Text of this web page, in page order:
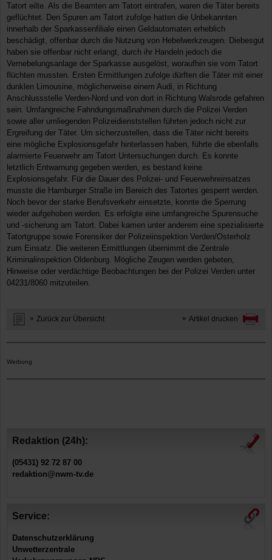
Tatort eilte. Als die Beamten am Tatort eintrafen, waren die Täter bereits
geflüchtet. Den Spuren am Tatort zufolge hatten die Unbekannten
innerhalb der Sparkassenfiliale einen Geldautomaten erheblich
beschädigt, offenbar durch die Nutzung von Hebelwerkzeugen. Diebesgut
haben sie offenbar nicht erlangt, durch ihr Handeln jedoch die
Vernebelungsanlage der Sparkasse ausgelöst, woraufhin sie vom Tatort
flüchten mussten. Ersten Ermittlungen zufolge dürften die Täter mit einer
dunklen Limousine, möglicherweise einem Audi, in Richtung
Anschlussstelle Verden-Nord und von dort in Richtung Walsrode gefahren
sein. Umfangreiche Fahndungsmaßnahmen durch die Polizei Verden
sowie aller umliegenden Polizeidienststellen führten jedoch nicht zur
Ergreifung der Täter. Um sicherzustellen, dass die Täter nicht bereits
eine mögliche Explosionsgefahr hinterlassen haben, führte die ebenfalls
alarmierte Feuerwehr am Tatort Untersuchungen durch. Es konnte
letztlich Entwarnung gegeben werden, es bestand keine
Explosionsgefahr. Für die Dauer des Polizei- und Feuerwehreinsatzes
musste die Hamburger Straße im Bereich des Tatortes gesperrt werden.
Noch bevor der starke Berufsverkehr einsetzte, konnte die Sperrung
wieder aufgehoben werden. Es erfolgte eine umfangreiche Spurensuche
und -sicherung am Tatort. Dabei kamen unter anderem eine spezialisierte
Tatortgruppe sowie Forensiker der Polizeiinspektion Verden/Osterholz
zum Einsatz. Die weiteren Ermittlungen übernimmt die Zentrale
Kriminalinspektion Oldenburg. Mögliche Zeugen werden gebeten,
Hinweise oder verdächtige Beobachtungen bei der Polizei Verden unter
04231/8060 mitzuteilen.
Zurück zur Übersicht Artikel drucken
Werbung
Redaktion (24h):
(05431) 92 72 87 00
redaktion@nwm-tv.de
Service:
Datenschutzerklärung
Unwetterzentrale